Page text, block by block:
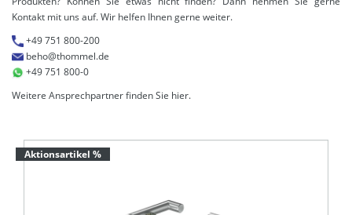
Kontakt mit uns auf. Wir helfen Ihnen gerne weiter.
+49 751 800-200
beho@thommel.de
+49 751 800-0
Weitere Ansprechpartner finden Sie hier.
Aktionsartikel %